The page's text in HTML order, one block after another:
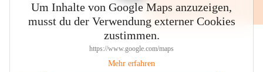
Um Inhalte von Google Maps anzuzeigen,
musst du der Verwendung externer Cookies
zustimmen.
https://www.google.com/maps
Mehr erfahren